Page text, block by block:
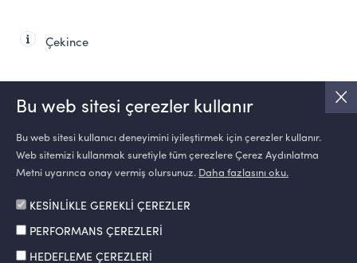
Çekince
Bu web sitesi çerezler kullanır
Bu web sitesi kullanıcı deneyimini iyileştirmek için çerezler kullanır.
Web sitemizi kullanmak suretiyle tüm çerezlere Çerez Aydınlatma
Metni uyarınca onay vermiş olursunuz. Daha fazlasını oku.
KESİNLİKLE GEREKLİ ÇEREZLER
PERFORMANS ÇEREZLERİ
HEDEFLEME ÇEREZLERİ